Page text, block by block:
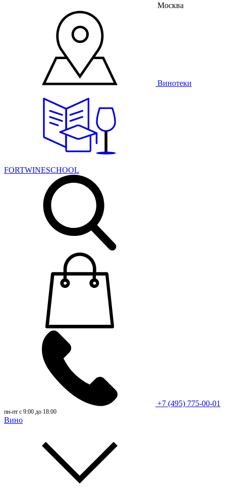
Москва
Винотеки
FORTWINESCHOOL
+7 (495) 775-00-01
пн-пт с 9:00 до 18:00
Вино